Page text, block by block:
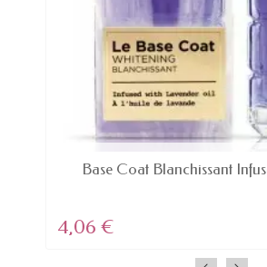
EN STOCK
Base Coat Blanchissant
4,06 €